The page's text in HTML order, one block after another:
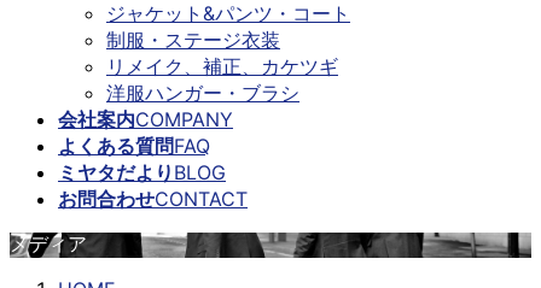
ジャケット&パンツ・コート
制服・ステージ衣装
リメイク、補正、カケツギ
洋服ハンガー・ブラシ
会社案内COMPANY
よくある質問FAQ
ミヤタだより BLOG
お問合わせCONTACT
メディア